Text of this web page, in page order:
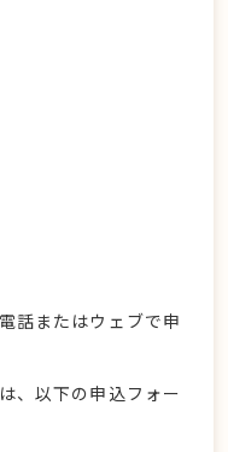
話またはウェブで申
、以下の申込フォー